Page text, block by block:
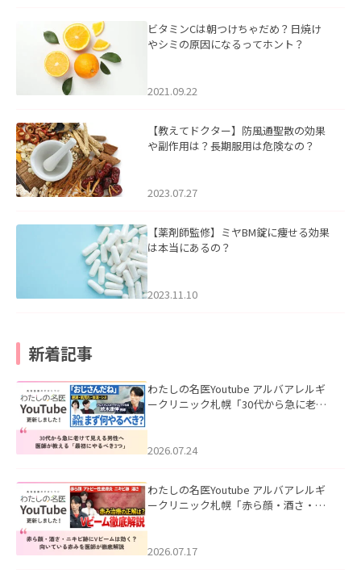
ビタミンCは朝つけちゃだめ？日焼け
やシミの原因になるってホント？
2021.09.22
【教えてドクター】防風通聖散の効果
や副作用は？長期服用は危険なの？
2023.07.27
【薬剤師監修】ミヤBM錠に痩せる効果
は本当にあるの？
2023.11.10
新着記事
わたしの名医Youtube アルバアレルギ
ークリニック札幌「30代から急に老け
た。
2026.07.24
わたしの名医Youtube アルバアレルギ
ークリニック札幌「赤ら顔・酒さ・ニ
した。
2026.07.17